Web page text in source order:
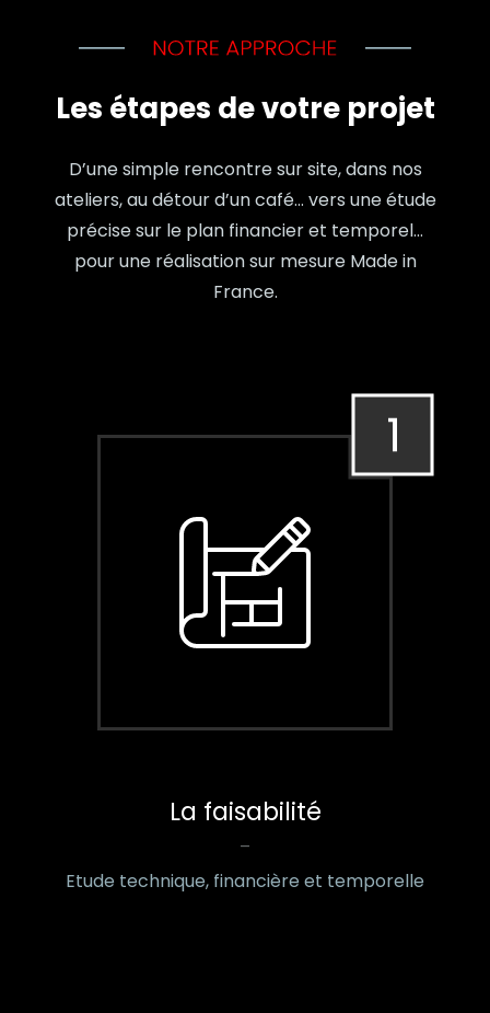
Les étapes de votre projet
D’une simple rencontre sur site, dans nos
ateliers, au détour d’un café… vers une étude
précise sur le plan financier et temporel…
pour une réalisation sur mesure Made in
France.
La faisabilité
–
Etude technique, financière et temporelle